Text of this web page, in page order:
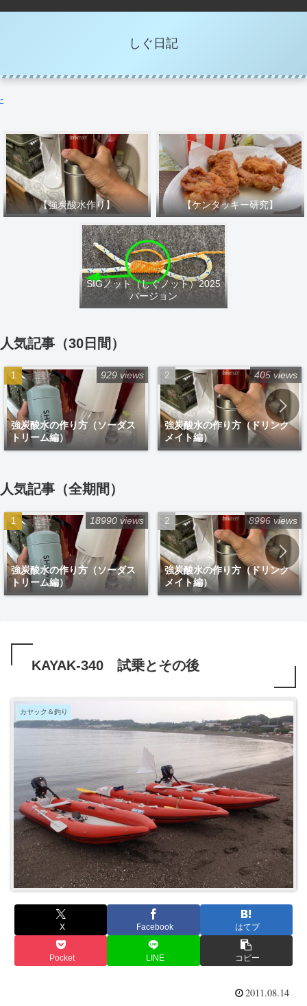
しぐ日記
-
【強炭酸水作り】 【ケンタッキー研究】
SIGノット（しぐノット）2025
バージョン
人気記事（30日間）
強炭酸水の作り方（ソーダス
トリーム編）
929 views
強炭酸水の作り方（ドリンク
メイト編）
405 views
人気記事（全期間）
強炭酸水の作り方（ソーダス
トリーム編）
18990 views
強炭酸水の作り方（ドリンク
メイト編）
8996 views
KAYAK-340 試乗とその後
カヤック＆釣り
X Facebook はてブ
Pocket LINE コピー
2011.08.14